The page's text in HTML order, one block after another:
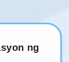
ng